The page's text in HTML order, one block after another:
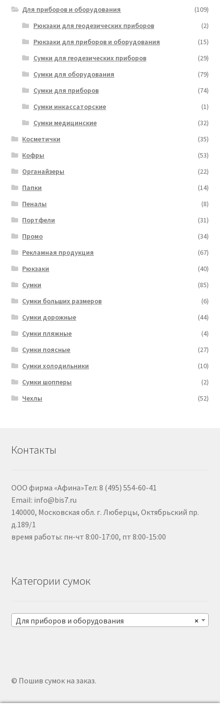
Для приборов и оборудования
(109)
Рюкзаки для геодезических приборов
(2)
Рюкзаки для приборов и оборудования
(15)
Сумки для геодезических приборов
(29)
Сумки для оборудования
(79)
Сумки для приборов
(74)
Сумки инкассаторские
(1)
Сумки медицинские
(32)
Косметички
(35)
Кофры
(53)
Органайзеры
(22)
Папки
(14)
Пеналы
(8)
Портфели
(31)
Промо
(34)
Рекламная продукция
(67)
Рюкзаки
(40)
Сумки
(85)
Сумки больших размеров
(6)
Сумки дорожные
(44)
Сумки пляжные
(4)
Сумки поясные
(27)
Сумки холодильники
(10)
Сумки шопперы
(2)
Чехлы
(52)
Контакты
ООО фирма «Афина»Тел: 8 (495) 554-60-41
Email: info@bis7.ru
140000, Московская обл. г. Люберцы, Октябрьский пр.
д.189/1
время работы: пн-чт 8:00-17:00, пт 8:00-15:00
Категории сумок
×
Для приборов и оборудования
© Пошив сумок на заказ.